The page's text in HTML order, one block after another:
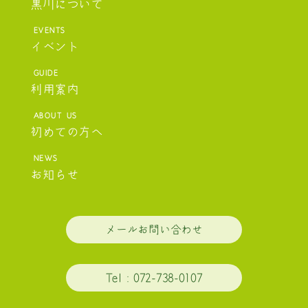
黒川について
イベント
利用案内
初めての方へ
お知らせ
メールお問い合わせ
Tel ：072-738-0107